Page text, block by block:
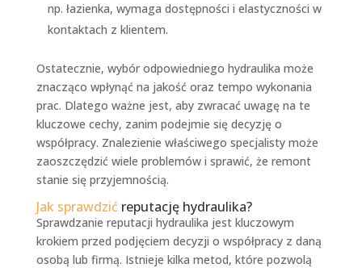
np. łazienka, wymaga dostępności i elastyczności w
kontaktach z klientem.
Ostatecznie, wybór odpowiedniego hydraulika może
znacząco wpłynąć na jakość oraz tempo wykonania
prac. Dlatego ważne jest, aby zwracać uwagę na te
kluczowe cechy, zanim podejmie się decyzję o
współpracy. Znalezienie właściwego specjalisty może
zaoszczędzić wiele problemów i sprawić, że remont
stanie się przyjemnością.
Jak sprawdzić reputację hydraulika?
Sprawdzanie reputacji hydraulika jest kluczowym
krokiem przed podjęciem decyzji o współpracy z daną
osobą lub firmą. Istnieje kilka metod, które pozwolą